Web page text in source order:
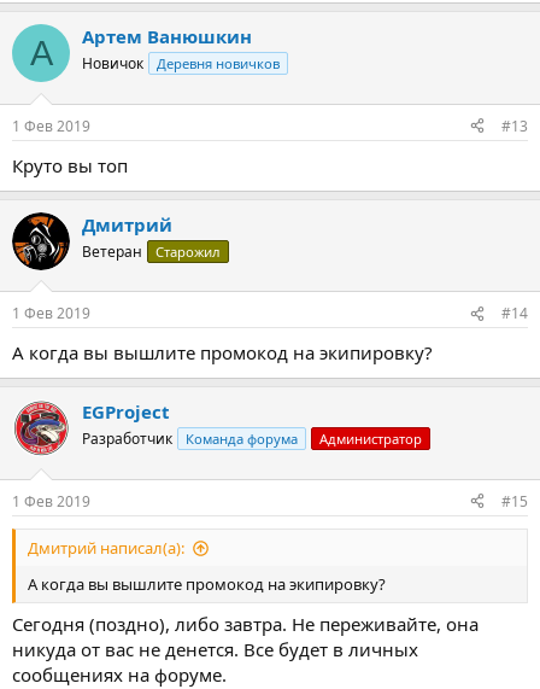
А Артем Ванюшкин
Новичок Деревня новичков
1 Фев 2019 #13
Круто вы топ
Дмитрий
Ветеран Старожил
1 Фев 2019 #14
А когда вы вышлите промокод на экипировку?
EGProject
Разработчик Команда форума Администратор
1 Фев 2019 #15
Дмитрий написал(а):
А когда вы вышлите промокод на экипировку?
Сегодня (поздно), либо завтра. Не переживайте, она
никуда от вас не денется. Все будет в личных
сообщениях на форуме.